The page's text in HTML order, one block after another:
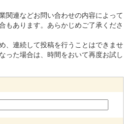
関連などお問い合わせの内容によって
もあります。あらかじめご了承くださ
、連続して投稿を行うことはできませ
った場合は、時間をおいて再度お試し